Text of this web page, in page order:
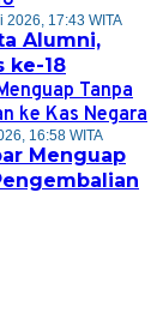
2026, 17:43 WITA
Alumni,
ke-18
16:58 WITA
Menguap